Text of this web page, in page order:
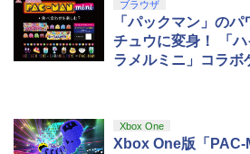
ブラウザ
「パックマン」の
チュウに変身！ 「
ラメルミニ」コラボ
Xbox One
Xbox One版「PAC-